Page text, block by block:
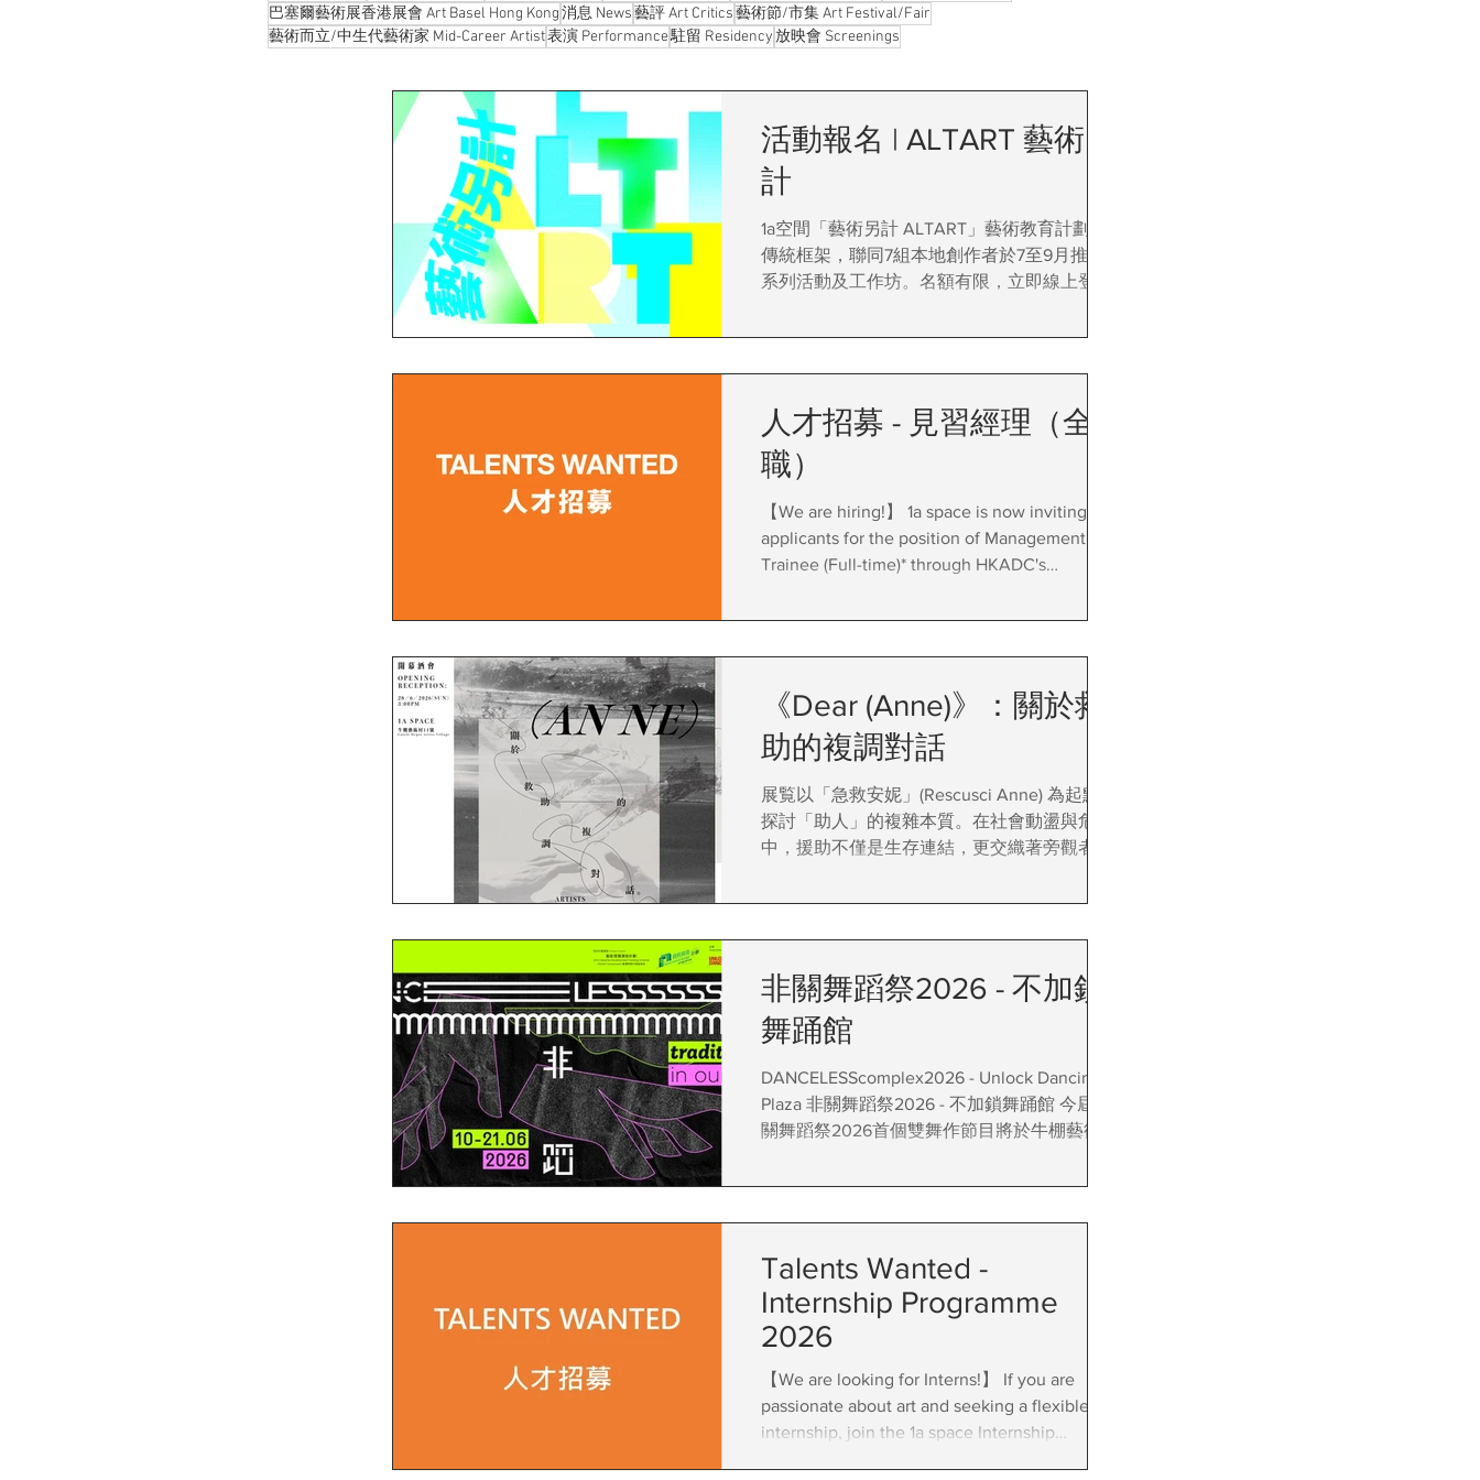
活動報名 | ALTART 藝術另
計
1a空間「藝術另計 ALTART」藝術教育計劃打破
傳統框架，聯同7組本地創作者於7至9月推出一
系列活動及工作坊。名額有限，立即線上登記
人才招募 - 見習經理（全
職）
【We are hiring!】 1a space is now inviting
applicants for the position of Management
Trainee (Full-time)* through HKADC's
Programme. We are looking for professionals
position will be introduced to various aspects
of arts administration and learning key
knowledge and specialised areas required of
《Dear (Anne)》：關於救
助的複調對話
展覧以「急救安妮」(Rescusci Anne) 為起點，
探討「助人」的複雜本質。在社會動盪與危機
中，援助不僅是生存連結，更交織著旁觀者的
個人經驗到社會體制，試圖重新審視藝術在
非關舞蹈祭2026 - 不加鎖
舞踊館
DANCELESScomplex2026 - Unlock Dancing
Plaza 非關舞蹈祭2026 - 不加鎖舞踊館 今屆非
關舞蹈祭2026首個雙舞作節目將於牛棚藝術村
Garcia《蟲火》：土地．遷移與神明（香港版）
態、儀式與運氣交織成一個可被感知的現場。
Talents Wanted -
Internship Programme
2026
【We are looking for Interns!】 If you are
passionate about art and seeking a flexible
internship, join the 1a space Internship
巴塞爾藝術展香港展會 Art Basel Hong Kong消息 News藝評 Art Critics藝術節/市集 Art Festival/Fair
藝術而立/中生代藝術家 Mid-Career Artist表演 Performance駐留 Residency放映會 Screenings